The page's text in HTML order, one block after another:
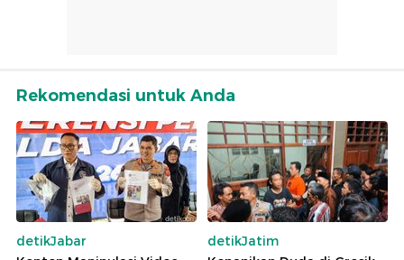
Rekomendasi untuk Anda
detikJabar
detikJatim